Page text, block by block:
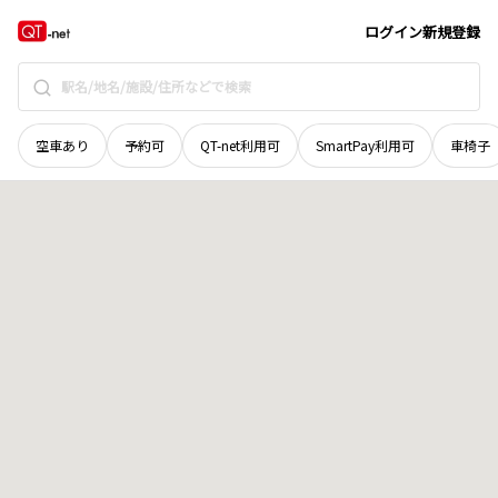
ログイン新規登録
空車あり 予約可 QT-net利用可 SmartPay利用可 車椅子
和歌山県